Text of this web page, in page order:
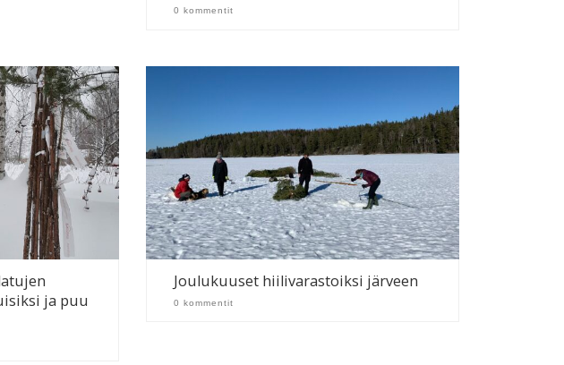
0 kommentit
ja puu
Joulukuuset hiilivarastoiksi järveen
0 kommentit